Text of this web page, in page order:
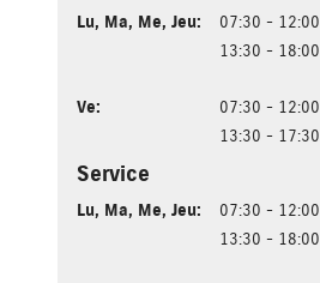
Lu, Ma, Me, Jeu:
07:30 - 12:00
13:30 - 18:00
Ve:
07:30 - 12:00
13:30 - 17:30
Service
Lu, Ma, Me, Jeu:
07:30 - 12:00
13:30 - 18:00